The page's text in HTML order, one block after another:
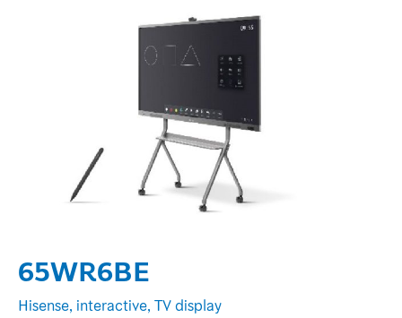
65WR6BE
Hisense, interactive,TV display